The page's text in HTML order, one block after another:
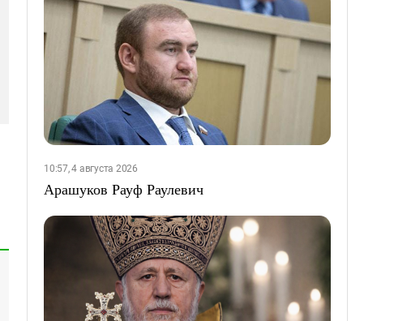
10:57, 4 августа 2026
Арашуков Рауф Раулевич